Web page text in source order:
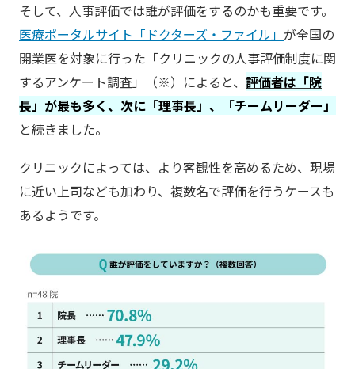
そして、人事評価では誰が評価をするのかも重要です。
医療ポータルサイト「ドクターズ・ファイル」 が全国の
開業医を対象に行った「クリニックの人事評価制度に関
するアンケート調査」（※）によると、 評価者は「院
長」が最も多く、次に「理事長」、「チームリーダー」
と続きました。
クリニックによっては、より客観性を高めるため、現場
に近い上司なども加わり、複数名で評価を行うケースも
あるようです。